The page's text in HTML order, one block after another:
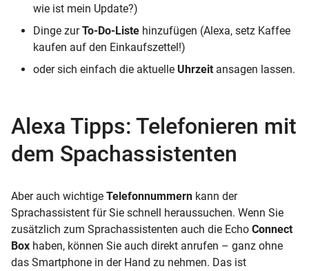
wie ist mein Update?)
Dinge zur To-Do-Liste hinzufügen (Alexa, setz Kaffee
kaufen auf den Einkaufszettel!)
oder sich einfach die aktuelle Uhrzeit ansagen lassen.
Alexa Tipps: Telefonieren mit
dem Spachassistenten
Aber auch wichtige Telefonnummern kann der
Sprachassistent für Sie schnell heraussuchen. Wenn Sie
zusätzlich zum Sprachassistenten auch die Echo Connect
Box haben, können Sie auch direkt anrufen – ganz ohne
das Smartphone in der Hand zu nehmen. Das ist